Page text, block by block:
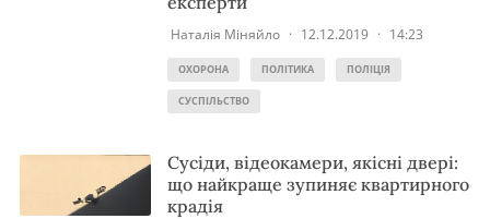
Наталія Міняйло · 12.12.2019 · 14:23
ОХОРОНА ПОЛІТИКА ПОЛІЦІЯ
СУСПІЛЬСТВО
Сусіди, відеокамери, якісні двері:
що найкраще зупиняє квартирного
крадія